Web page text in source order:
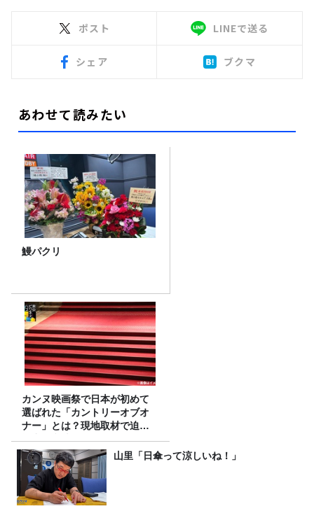
ポスト LINEで送る
シェア ブクマ
あわせて読みたい
鰻パクリ
カンヌ映画祭で日本が初めて
選ばれた「カントリーオブオ
ナー」とは？現地取材で迫る
選出の意味
山里「日傘って涼しいね！」